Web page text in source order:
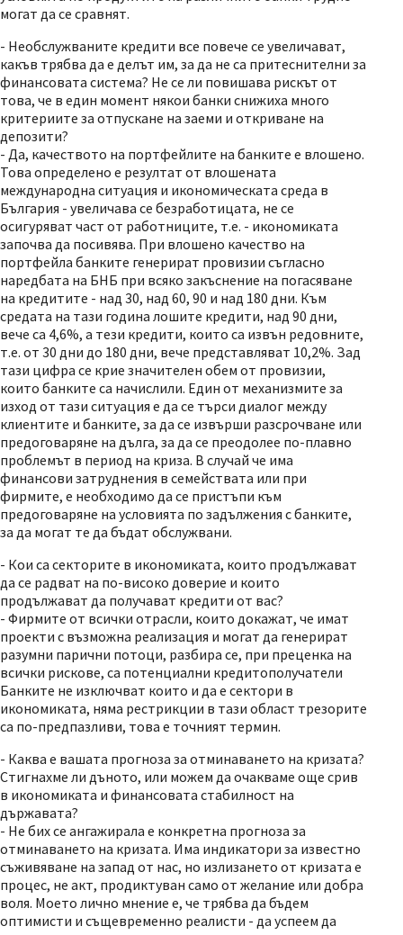
могат да се сравнят.
- Необслужваните кредити все повече се увеличават,
какъв трябва да е делът им, за да не са притеснителни за
финансовата система? Не се ли повишава рискът от
това, че в един момент някои банки снижиха много
критериите за отпускане на заеми и откриване на
депозити?
- Да, качеството на портфейлите на банките е влошено.
Това определено е резултат от влошената
международна ситуация и икономическата среда в
България - увеличава се безработицата, не се
осигуряват част от работниците, т.е. - икономиката
започва да посивява. При влошено качество на
портфейла банките генерират провизии съгласно
наредбата на БНБ при всяко закъснение на погасяване
на кредитите - над 30, над 60, 90 и над 180 дни. Към
средата на тази година лошите кредити, над 90 дни,
вече са 4,6%, а тези кредити, които са извън редовните,
т.е. от 30 дни до 180 дни, вече представляват 10,2%. Зад
тази цифра се крие значителен обем от провизии,
които банките са начислили. Един от механизмите за
изход от тази ситуация е да се търси диалог между
клиентите и банките, за да се извърши разсрочване или
предоговаряне на дълга, за да се преодолее по-плавно
проблемът в период на криза. В случай че има
финансови затруднения в семействата или при
фирмите, е необходимо да се пристъпи към
предоговаряне на условията по задължения с банките,
за да могат те да бъдат обслужвани.
- Кои са секторите в икономиката, които продължават
да се радват на по-високо доверие и които
продължават да получават кредити от вас?
- Фирмите от всички отрасли, които докажат, че имат
проекти с възможна реализация и могат да генерират
разумни парични потоци, разбира се, при преценка на
всички рискове, са потенциални кредитополучатели
Банките не изключват които и да е сектори в
икономиката, няма рестрикции в тази област трезорите
са по-предпазливи, това е точният термин.
- Каква е вашата прогноза за отминаването на кризата?
Стигнахме ли дъното, или можем да очакваме още срив
в икономиката и финансовата стабилност на
държавата?
- Не бих се ангажирала е конкретна прогноза за
отминаването на кризата. Има индикатори за известно
съживяване на запад от нас, но излизането от кризата е
процес, не акт, продиктуван само от желание или добра
воля. Моето лично мнение е, че трябва да бъдем
оптимисти и същевременно реалисти - да успеем да